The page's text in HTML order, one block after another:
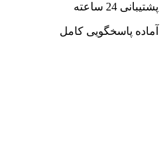
پشتیبانی 24 ساعته
آماده پاسخگویی کامل